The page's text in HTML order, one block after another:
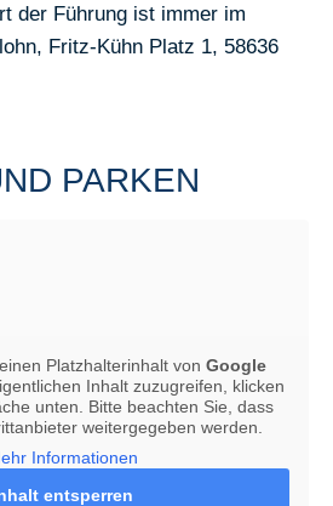
der Führung ist immer im
Fritz-Kühn Platz 1, 58636
PARKEN
Platzhalterinhalt von Google
Inhalt zuzugreifen, klicken
unten. Bitte beachten Sie, dass
weitergegeben werden.
Informationen
entsperren